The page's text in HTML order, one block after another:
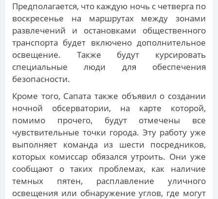
Предполагается, что каждую ночь с четверга по
воскресенье на маршрутах между зонами
развлечений и остановками общественного
транспорта будет включено дополнительное
освещение. Также будут курсировать
специальные люди для обеспечения
безопасности.
Кроме того, Сапата также объявил о создании
ночной обсерватории, на карте которой,
помимо прочего, будут отмечены все
чувствительные точки города. Эту работу уже
выполняет команда из шести посредников,
которых комиссар обязался утроить. Они уже
сообщают о таких проблемах, как наличие
темных пятен, расплавление уличного
освещения или обнаружение углов, где могут